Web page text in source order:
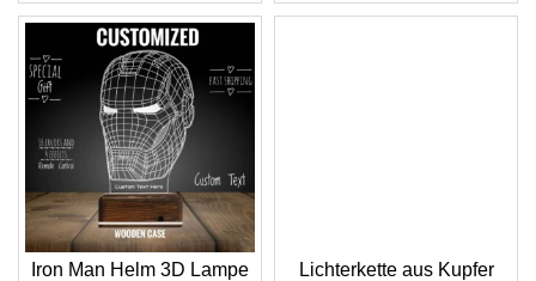
Iron Man Helm 3D Lampe
Lichterkette aus Kupfer